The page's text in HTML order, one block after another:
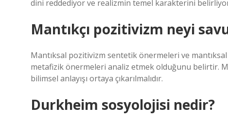
dini reddediyor ve realizmin temel karakterini
Mantıkçı pozitivizm neyi
Mantıksal pozitivizm sentetik önermeleri ve
metafizik önermeleri analiz etmek olduğunu belirtir.
bilimsel anlayışı ortaya çıkarılmalıdır.
Durkheim sosyolojisi nedir?